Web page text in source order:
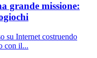
grande missione:
su Internet costruendo
con il...